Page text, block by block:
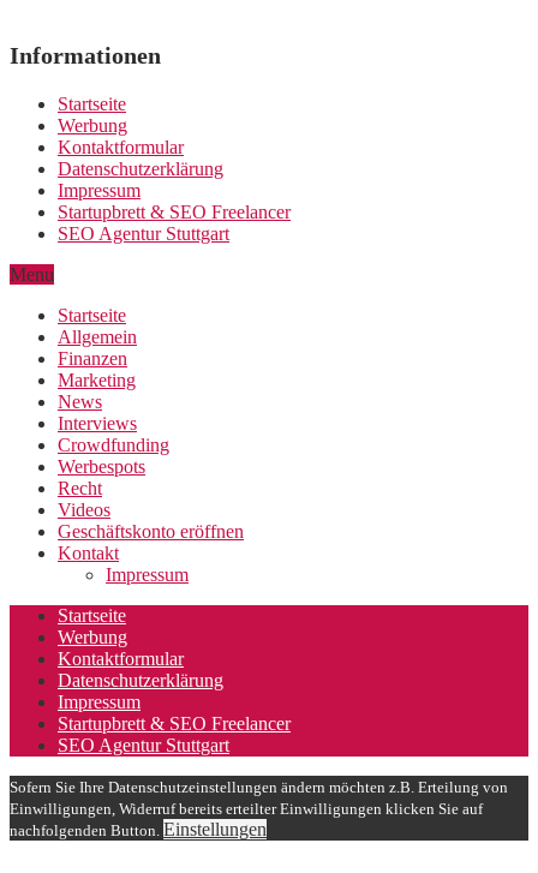
Informationen
Startseite
Werbung
Kontaktformular
Datenschutzerklärung
Impressum
Startupbrett & SEO Freelancer
SEO Agentur Stuttgart
Menu
Startseite
Allgemein
Finanzen
Marketing
News
Interviews
Crowdfunding
Werbespots
Recht
Videos
Geschäftskonto eröffnen
Kontakt
Impressum
Startseite
Werbung
Kontaktformular
Datenschutzerklärung
Impressum
Startupbrett & SEO Freelancer
SEO Agentur Stuttgart
Sofern Sie Ihre Datenschutzeinstellungen ändern möchten z.B. Erteilung von
Einwilligungen, Widerruf bereits erteilter Einwilligungen klicken Sie auf
nachfolgenden Button. Einstellungen